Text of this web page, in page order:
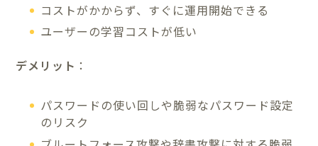
コストがかからず、すぐに運用開始できる
ユーザーの学習コストが低い
デメリット ：
パスワードの使い回しや脆弱なパスワード設定
のリスク